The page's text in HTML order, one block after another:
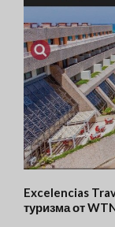
Excelencias
туризма от